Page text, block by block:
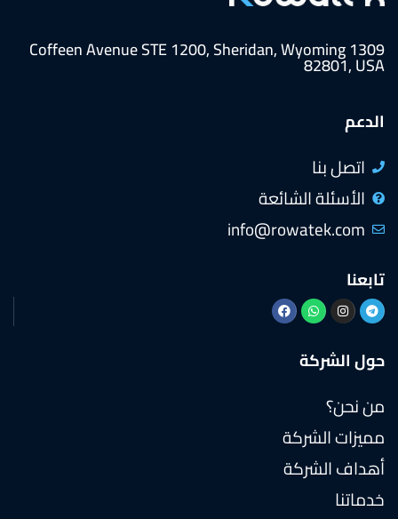
1309 Coffeen Avenue STE 1200, Sheridan, Wyoming
82801, USA
الدعم
اتصل بنا
الأسئلة الشائعة
info@rowatek.com
تابعنا
حول الشركة
من نحن؟
مميزات الشركة
أهداف الشركة
خدماتنا